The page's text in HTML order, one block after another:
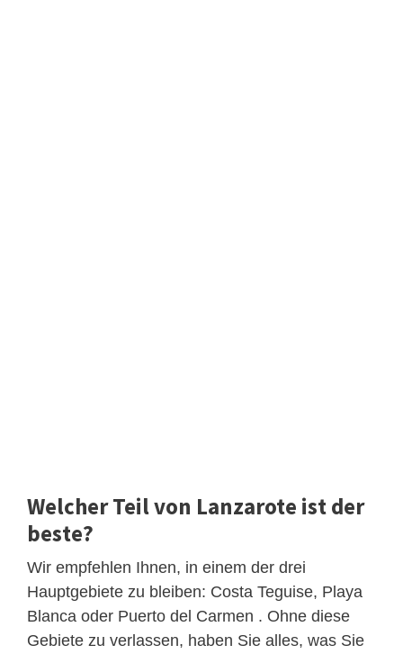
Welcher Teil von Lanzarote ist der
beste?
Wir empfehlen Ihnen, in einem der drei
Hauptgebiete zu bleiben: Costa Teguise, Playa
Blanca oder Puerto del Carmen . Ohne diese
Gebiete zu verlassen, haben Sie alles, was Sie